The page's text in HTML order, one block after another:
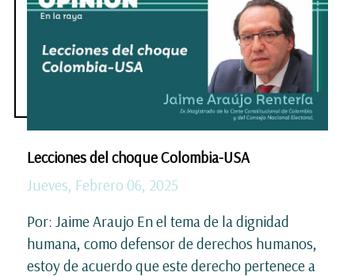
Lecciones del choque Colombia-USA
Jueves, Febrero 06, 2025
Por: Jaime Araujo En el tema de la dignidad
humana, como defensor de derechos humanos,
estoy de acuerdo que este derecho pertenece a